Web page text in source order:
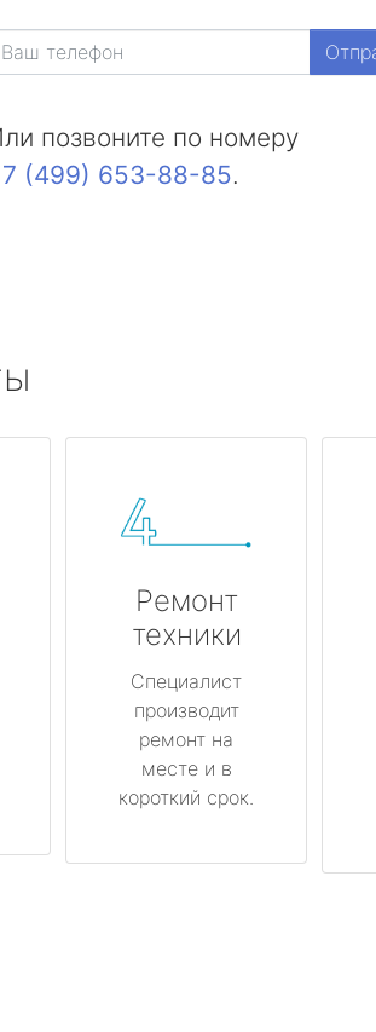
позвоните по номеру
(499) 653-88-85.
Ремонт
техники
Специалист
производит
ремонт на
месте и в
короткий срок.